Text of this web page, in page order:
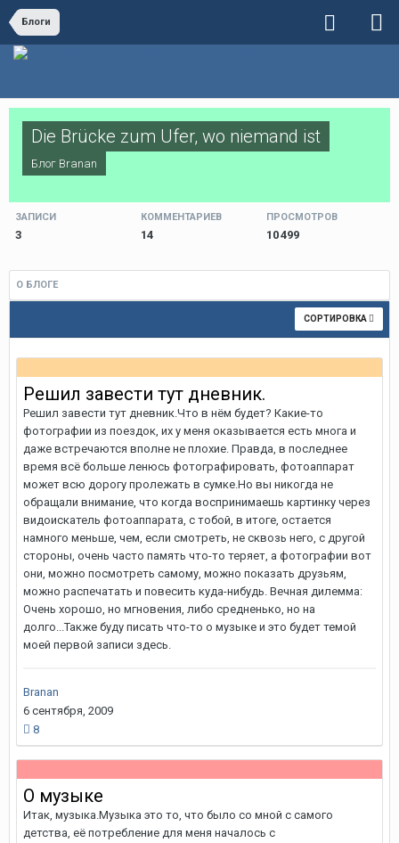
Блоги
Die Brücke zum Ufer, wo niemand ist
Блог Branan
ЗАПИСИ
3
КОММЕНТАРИЕВ
14
ПРОСМОТРОВ
10 499
О БЛОГЕ
СОРТИРОВКА
Решил завести тут дневник.
Решил завести тут дневник.Что в нём будет? Какие-то
фотографии из поездок, их у меня оказывается есть многа и
даже встречаются вполне не плохие. Правда, в последнее
время всё больше ленюсь фотографировать, фотоаппарат
может всю дорогу пролежать в сумке.Но вы никогда не
обращали внимание, что когда воспринимаешь картинку через
видоискатель фотоаппарата, с тобой, в итоге, остается
намного меньше, чем, если смотреть, не сквозь него, с другой
стороны, очень часто память что-то теряет, а фотографии вот
они, можно посмотреть самому, можно показать друзьям,
можно распечатать и повесить куда-нибудь. Вечная дилемма:
Очень хорошо, но мгновения, либо средненько, но на
долго...Также буду писать что-то о музыке и это будет темой
моей первой записи здесь.
Branan
6 сентября, 2009
8
О музыке
Итак, музыка.Музыка это то, что было со мной с самого
детства, её потребление для меня началось с